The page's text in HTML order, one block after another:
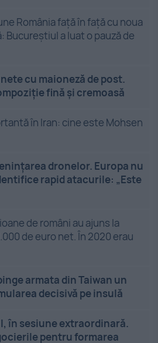
România față în față cu noua
a luat o pauză de
cu maioneză de post.
fină și cremoasă
în Iran: cine este Mohsen
dronelor. Europa nu
rapid atacurile: „Este
de români au ajuns la
de euro net. În 2020 erau
armata din Taiwan un
decisivă pe insulă
în sesiune extraordinară.
pentru formarea